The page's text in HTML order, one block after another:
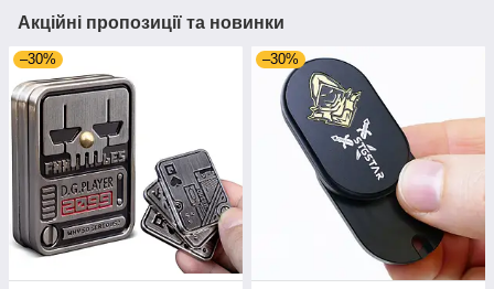
Акційні пропозиції та новинки
–30% –30%